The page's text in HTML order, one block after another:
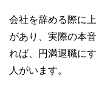
会社を辞める際に
があり、実際の本
れば、円満退職に
人がいます。